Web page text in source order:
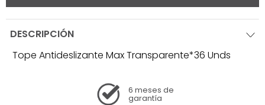
DESCRIPCIÓN
Tope Antideslizante Max Transparente*36 Unds
6 meses de
garantía